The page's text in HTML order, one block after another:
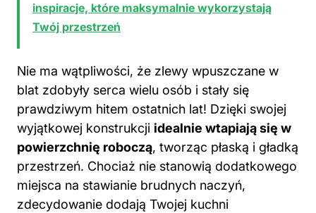
inspiracje, które maksymalnie wykorzystają
Twój przestrzeń
Nie ma wątpliwości, że zlewy wpuszczane w
blat zdobyły serca wielu osób i stały się
prawdziwym hitem ostatnich lat! Dzięki swojej
wyjątkowej konstrukcji idealnie wtapiają się w
powierzchnię roboczą, tworząc płaską i gładką
przestrzeń. Chociaż nie stanowią dodatkowego
miejsca na stawianie brudnych naczyń,
zdecydowanie dodają Twojej kuchni